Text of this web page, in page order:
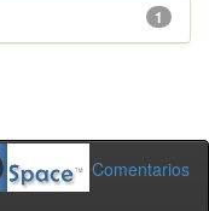
1
Comentarios